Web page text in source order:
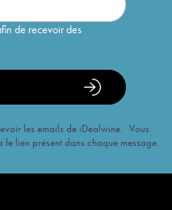
de recevoir des
les emails de iDealwine. Vous
lien présent dans chaque message.